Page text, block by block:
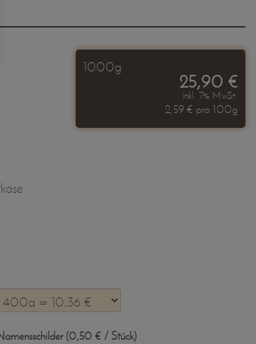
1000g
25,90 €
inkl. 7% MwSt.
2,59 € pro 100g
(0,50 € / Stück)